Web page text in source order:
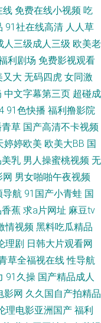
站 都市激情伊人 久草视频
频 91一区视频 国产盗拍
导航av 美国激情综合网
国 超碰99香蕉 户外露出
青草原影院 午夜香蕉剧场
花色情 成人香蕉视频 老司
少妇超碰在线播放 91色
91视频国语免费 福利姬电
一二三四 人人干人人操网
资源总站 国产嫩草在线 欧
线 免费在线小视频 吃
91社在线高清 人人草
人三级成人三级 欧美老
利剧场 免费影视观看
又大 无码四虎 女同激
中文字幕第三页 超碰成
91色快播 福利撸影院
草 国产高清不卡视频
婷婷欧美 欧美大BB 国
乳 男人操蜜桃视频 无
网 男女啪啪午夜视频
导航 91国产小青蛙 国
蕉 求a片网址 麻豆tv
情视频 黑料吃瓜精品
理剧 日韩大片观看网
草全福视在线 性导航
91久操 国产精品成人
影网 久久国自产拍精品
理电影亚洲国产 福利